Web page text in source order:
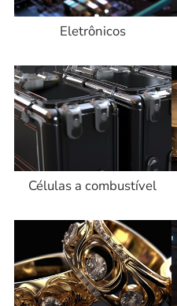
Eletrônicos
Células a combustível